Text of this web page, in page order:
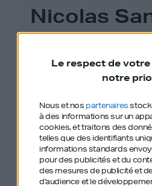
Le respect de
notre
Nous et nos partenaires
à des informations sur un
cookies, et traitons des
telles que des identifiants
informations standards
pour des publicités et du
des mesures de publicité et
d'audience et le
Nicolas
plusieurs
épisodes
#328 – Antoine Vey –
Je ne veux pas être
être avocat
#399 – Edouard Meylan